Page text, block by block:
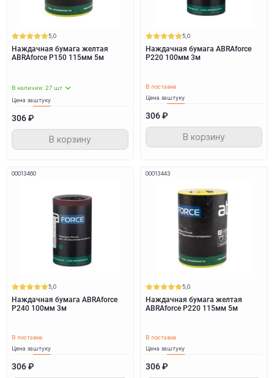
5,0
Наждачная бумага желтая
ABRAforce Р150 115мм 5м
В наличии: 27 шт
Цена заштуку
306 ₽
В корзину
5,0
Наждачная бумага ABRAforce
Р220 100мм 3м
В поставке
Цена заштуку
306 ₽
В корзину
00013460
5,0
Наждачная бумага ABRAforce
Р240 100мм 3м
В поставке
Цена заштуку
306 ₽
00013443
5,0
Наждачная бумага желтая
ABRAforce Р220 115мм 5м
В поставке
Цена заштуку
306 ₽